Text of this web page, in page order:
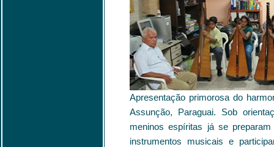
Apresentação primorosa do
Assunção, Paraguai. Sob
meninos espíritas já se
instrumentos musicais e